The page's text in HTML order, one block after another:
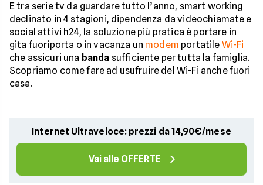
E tra serie tv da guardare tutto l’anno, smart working
declinato in 4 stagioni, dipendenza da videochiamate e
social attivi h24, la soluzione più pratica è portare in
gita fuoriporta o in vacanza un modem portatile Wi-Fi
che assicuri una banda sufficiente per tutta la famiglia.
Scopriamo come fare ad usufruire del Wi-Fi anche fuori
casa.
Internet Ultraveloce: prezzi da 14,90€/mese
Vai alle OFFERTE